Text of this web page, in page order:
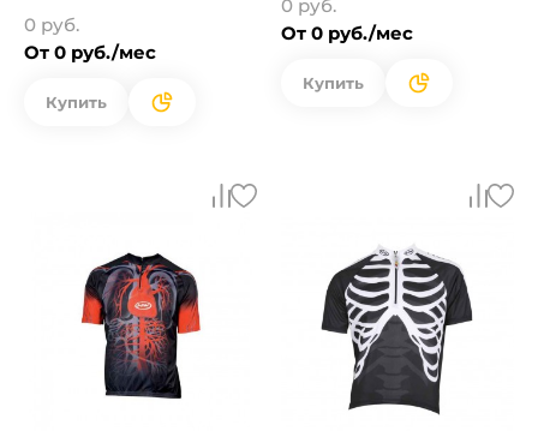
0 руб.
От 0 руб./мес
Купить
0 руб.
От 0 руб./мес
Купить